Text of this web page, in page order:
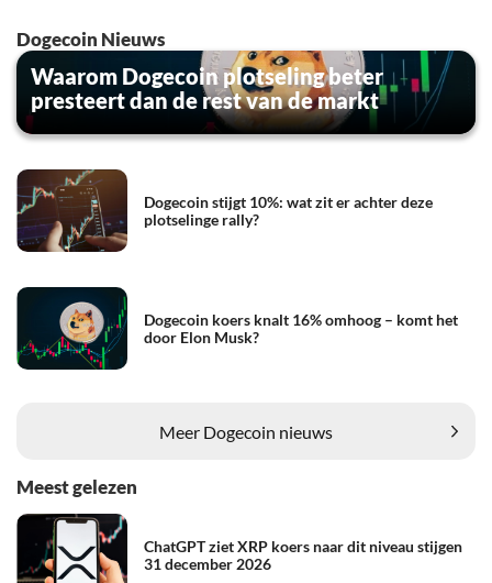
Dogecoin Nieuws
Waarom Dogecoin plotseling beter
presteert dan de rest van de markt
Dogecoin stijgt 10%: wat zit er achter deze
plotselinge rally?
Dogecoin koers knalt 16% omhoog – komt het
door Elon Musk?
Meer Dogecoin nieuws
Meest gelezen
ChatGPT ziet XRP koers naar dit niveau stijgen
31 december 2026